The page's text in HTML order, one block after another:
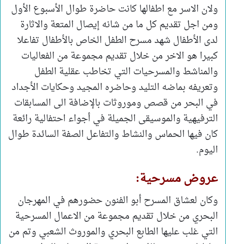
ولان الاسر مع اطفالها كانت حاضرة طوال الأسبوع الأول
ومن اجل تقديم كل ما من شانه إيصال المتعة والاثارة
لدى الأطفال شهد مسرح الطفل الخاص بالأطفال تفاعلا
كبيرا هو الاخر من خلال تقديم مجموعة من الفعاليات
والمناشط والمسرحيات التي تخاطب عقلية الطفل
وتعريفه بماضه التليد وحاضره المجيد وحكايات الأجداد
في البحر من قصص وموروثات بالإضافة الى المسابقات
الترفيهية والموسيقى الجميلة في أجواء احتفالية رائعة
كان فيها الحماس والنشاط والتفاعل الصفة السائدة طوال
اليوم.
عروض مسرحية:
وكان لعشاق المسرح أبو الفنون حضورهم في المهرجان
البحري من خلال تقديم مجموعة من الاعمال المسرحية
التي غلب عليها الطابع البحري والموروث الشعبي وتم من